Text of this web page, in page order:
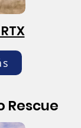
Rescue